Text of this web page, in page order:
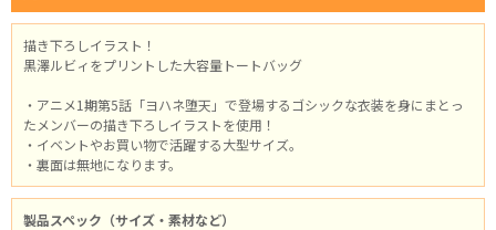
描き下ろしイラスト！
黒澤ルビィをプリントした大容量トートバッグ
・アニメ1期第5話「ヨハネ堕天」で登場するゴシックな衣装を身にまとっ
たメンバーの描き下ろしイラストを使用！
・イベントやお買い物で活躍する大型サイズ。
・裏面は無地になります。
製品スペック（サイズ・素材など）